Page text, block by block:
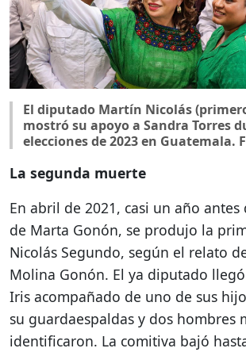
El diputado Martín Nicolás
mostró su apoyo a Sandra Torres
elecciones de 2023 en Guatemala.
La segunda muerte
En abril de 2021, casi un año antes
de Marta Gonón, se produjo la
Nicolás Segundo, según el relato
Molina Gonón. El ya diputado
Iris acompañado de uno de sus
su guardaespaldas y dos hombres
identificaron. La comitiva bajó